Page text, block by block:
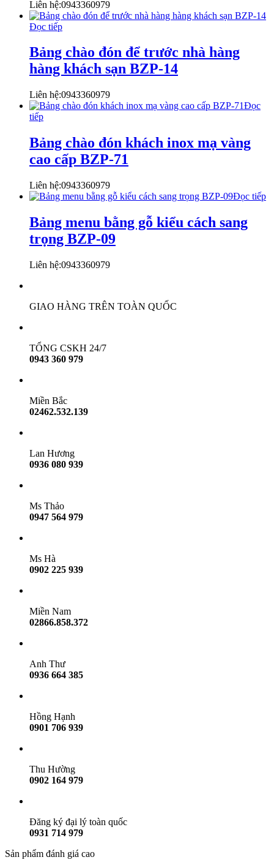
Liên hệ:0943360979
Đọc tiếp
Bảng chào đón để trước nhà hàng
hàng khách sạn BZP-14
Liên hệ:0943360979
Đọc
tiếp
Bảng chào đón khách inox mạ vàng
cao cấp BZP-71
Liên hệ:0943360979
Đọc tiếp
Bảng menu bằng gỗ kiểu cách sang
trọng BZP-09
Liên hệ:0943360979
GIAO HÀNG TRÊN TOÀN QUỐC
TỔNG CSKH 24/7
0943 360 979
Miền Bắc
02462.532.139
Lan Hương
0936 080 939
Ms Thảo
0947 564 979
Ms Hà
0902 225 939
Miền Nam
02866.858.372
Anh Thư
0936 664 385
Hồng Hạnh
0901 706 939
Thu Hường
0902 164 979
Đăng ký đại lý toàn quốc
0931 714 979
Sản phẩm đánh giá cao